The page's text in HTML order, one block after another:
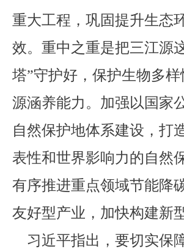
重大工程，巩固提升生态
效。重中之重是把三江源
塔”守护好，保护生物多
源涵养能力。加强以国家
自然保护地体系建设，打
表性和世界影响力的自然
有序推进重点领域节能降
友好型产业，加快构建新
习近平指出，要切实保